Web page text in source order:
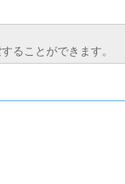
ることができます。